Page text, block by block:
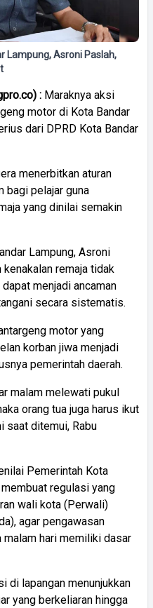
Lampung, Asroni Paslah,
: Maraknya aksi
motor di Kota Bandar
dari DPRD Kota Bandar
menerbitkan aturan
bagi pelajar guna
yang dinilai semakin
Lampung, Asroni
kenakalan remaja tidak
menjadi ancaman
secara sistematis.
motor yang
korban jiwa menjadi
pemerintah daerah.
malam melewati pukul
orang tua juga harus ikut
saat ditemui, Rabu
Pemerintah Kota
regulasi yang
wali kota (Perwali)
agar pengawasan
hari memiliki dasar
di lapangan menunjukkan
yang berkeliaran hingga